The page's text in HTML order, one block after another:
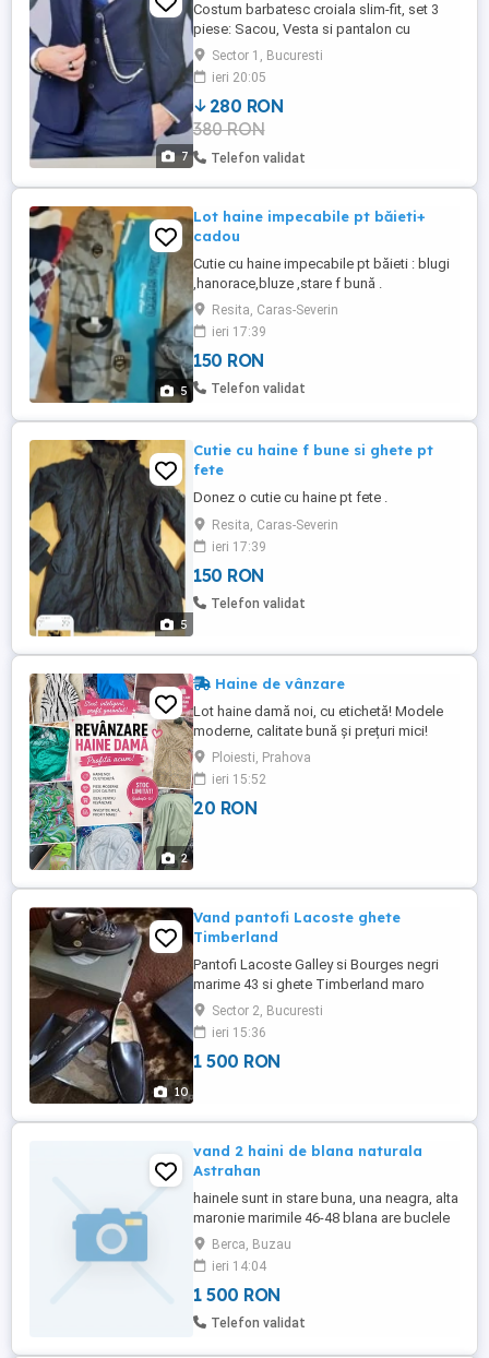
7
Costum barbatesc croiala slim-fit, set 3
piese: Sacou, Vesta si pantalon cu
accesoriile incluse pentru sacou si vesta,
camasa alba slim fit lcwk marimea 40-41
si cravata bleumarin Sacou Slim Fit:
marime 48 Prindere: 1 nasture cu un clin in
interior din material floral matase - pentru
lejeritatea miscarilor Culoarea ...
Sector 1, Bucuresti
ieri 20:05
280 RON
380 RON
Telefon validat
5
Lot haine impecabile pt băieti+
cadou
Cutie cu haine impecabile pt băieti : blugi
,hanorace,bluze ,stare f bună .
Resita, Caras-Severin
ieri 17:39
150 RON
Telefon validat
5
Cutie cu haine f bune si ghete pt
fete
Donez o cutie cu haine pt fete .
Resita, Caras-Severin
ieri 17:39
150 RON
Telefon validat
2
Haine de vânzare
Lot haine damă noi, cu etichetă! Modele
moderne, calitate bună și prețuri mici!
Ideal pentru revânzare. Detalii în privat!
Ploiesti, Prahova
ieri 15:52
20 RON
10
Vand pantofi Lacoste ghete
Timberland
Pantofi Lacoste Galley si Bourges negri
marime 43 si ghete Timberland maro
marime 44.Toate perechile sunt
noi,nepurtate.Pret 500 lei fiecare,pret FIX.
Sector 2, Bucuresti
ieri 15:36
1 500 RON
vand 2 haini de blana naturala
Astrahan
hainele sunt in stare buna, una neagra, alta
maronie marimile 46-48 blana are buclele
de marime medie, bine conturate 1500 lei
amandoua
Berca, Buzau
ieri 14:04
1 500 RON
Telefon validat